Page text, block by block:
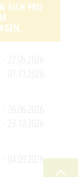
SICH PRO
22.05.2026
07.11.2026
26.06.2026
- 23.10.2026
- 04.09.2026